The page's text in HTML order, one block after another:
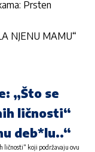
Prsten
NJENU MAMU“
„Što se
ličnosti“
deb*lu..“
ličnosti“ koji podržavaju ovu